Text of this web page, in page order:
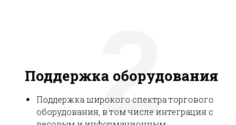
Поддержка оборудования
Поддержка широкого спектра торгового
оборудования, в том числе интеграция с
2